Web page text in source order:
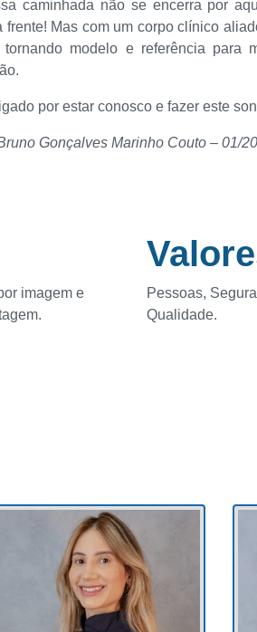
caminhada não se encerra por
frente! Mas com um corpo clínico
tornando modelo e referência para
por estar conosco e fazer este
Gonçalves Marinho Couto – 01/
imagem e
Pessoas,
Qualidade.